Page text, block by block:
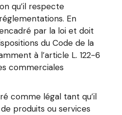
qu’il respecte
En
par la loi et doit
du Code de la
à l’article L. 122-6
commerciales
comme légal tant qu’il
produits ou services